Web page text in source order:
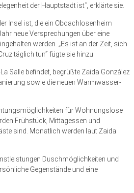
der Hauptstadt ist“, erklärte sie.
Insel ist, die ein Obdachlosenheim
neue Versprechungen über eine
werden. „Es ist an der Zeit, sich
täglich tun“ fügte sie hinzu.
Salle befindet, begrüßte Zaida González
sowie die neuen Warmwasser-
für Wohnungslose
Frühstück, Mittagessen und
sind. Monatlich werden laut Zaida
Duschmöglichkeiten und
Gegen­stände und eine